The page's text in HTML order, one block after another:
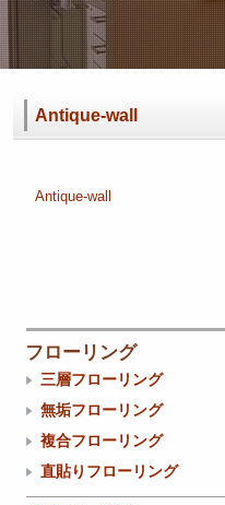
Antique-wall
Antique-wall
フローリング
三層フローリング
無垢フローリング
複合フローリング
直貼りフローリング